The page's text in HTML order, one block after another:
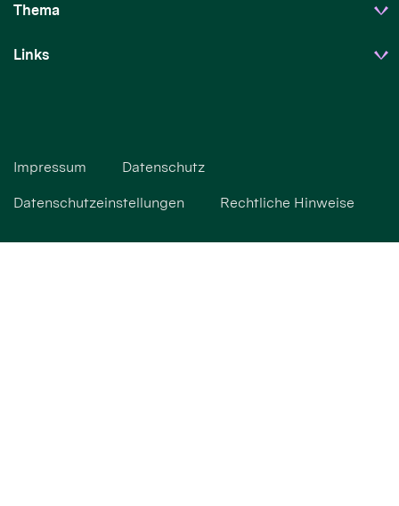
Thema
Links
Impressum Datenschutz
Datenschutzeinstellungen Rechtliche Hinweise